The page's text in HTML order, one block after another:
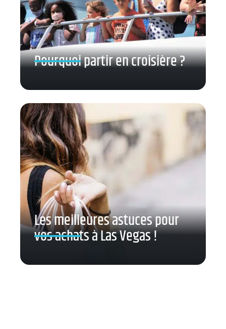
Pourquoi partir en croisière ?
Les meilleures astuces pour
vos achats à Las Vegas !